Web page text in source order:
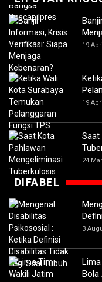
19
19
Saat
24
DIFABEL
3